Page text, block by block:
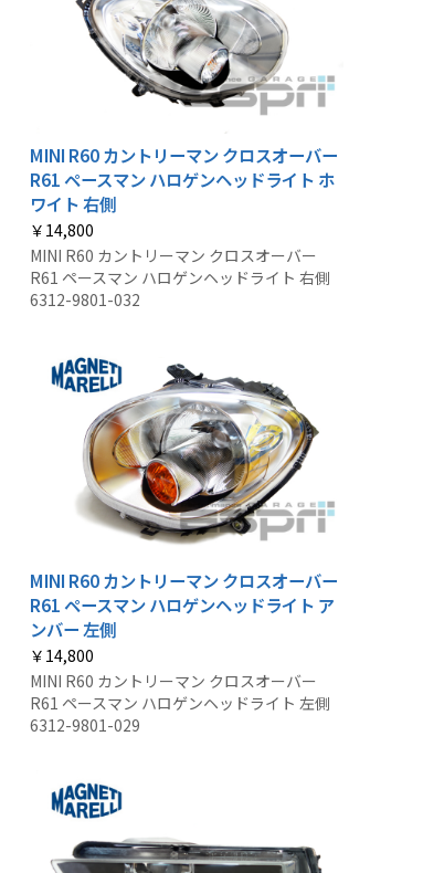
MINI R60 カントリーマン クロスオーバー
R61 ペースマン ハロゲンヘッドライト ホ
ワイト 右側
￥14,800
MINI R60 カントリーマン クロスオーバー
R61 ペースマン ハロゲンヘッドライト 右側
6312-9801-032
MINI R60 カントリーマン クロスオーバー
R61 ペースマン ハロゲンヘッドライト ア
ンバー 左側
￥14,800
MINI R60 カントリーマン クロスオーバー
R61 ペースマン ハロゲンヘッドライト 左側
6312-9801-029